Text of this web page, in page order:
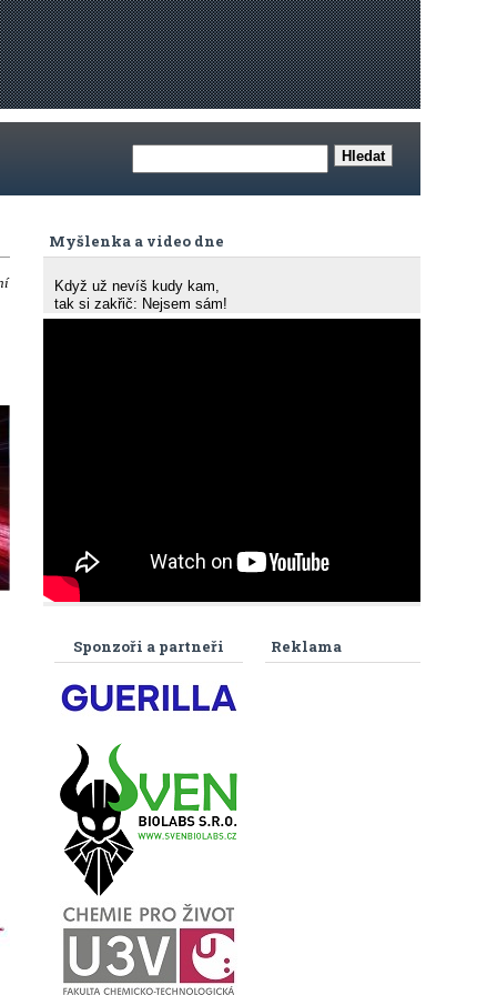
Myšlenka a video dne
Když už nevíš kudy kam,
tak si zakřič: Nejsem sám!
Reklama
Sponzoři a partneři